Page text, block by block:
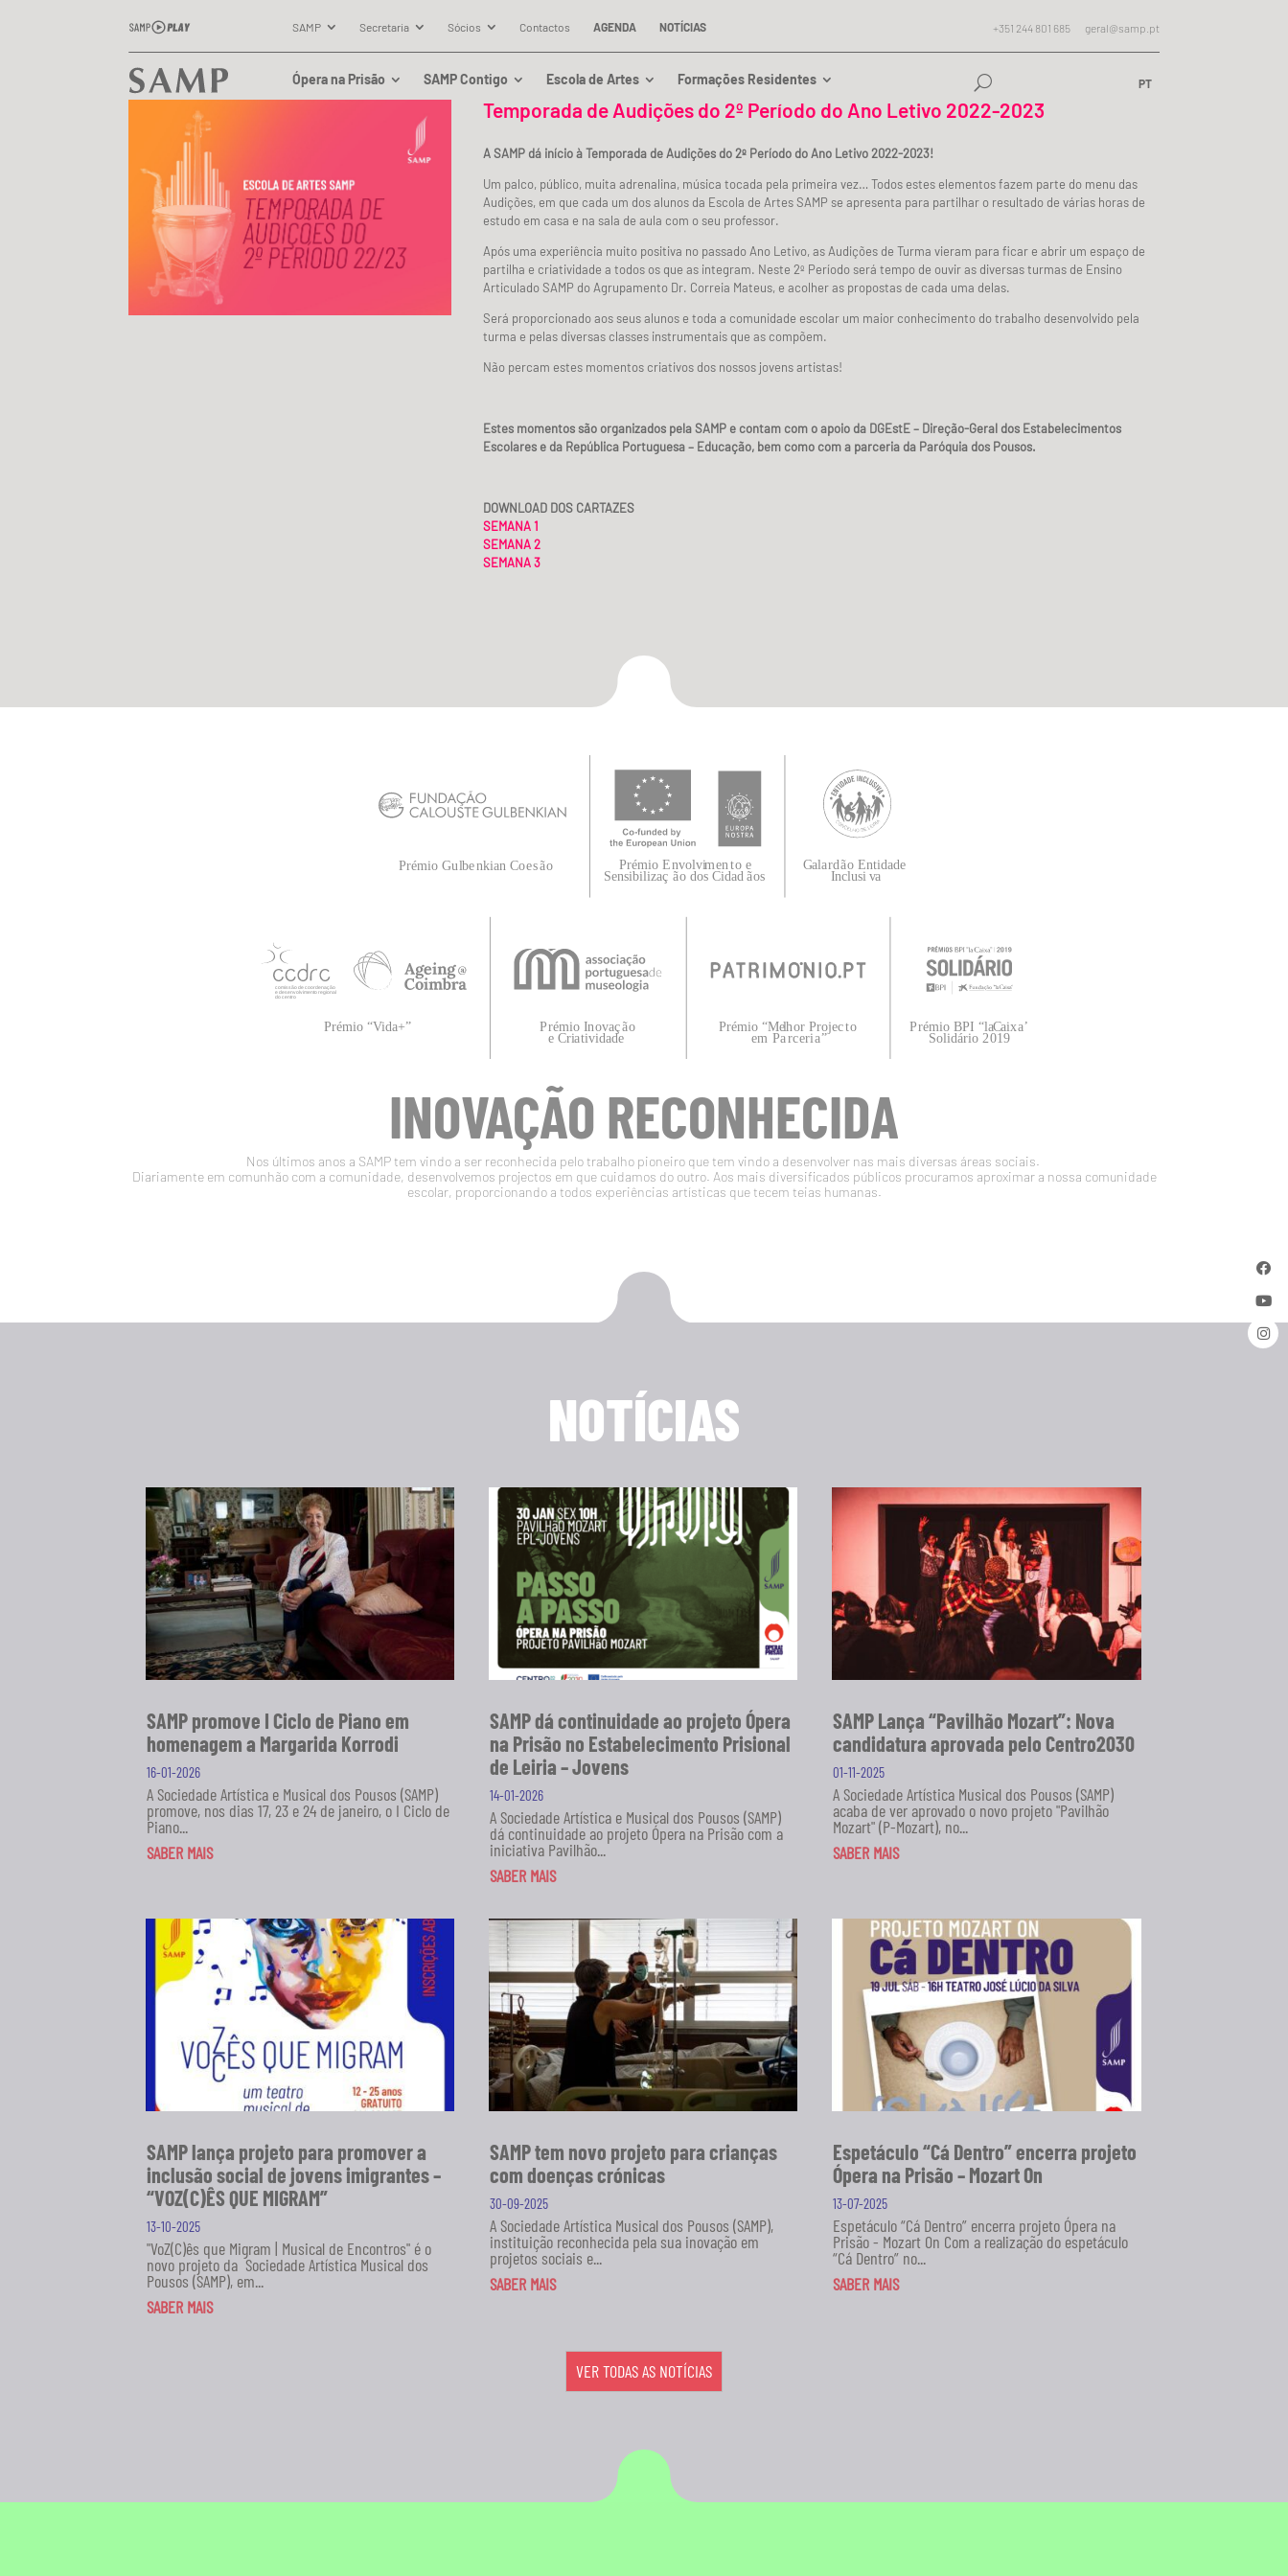
SAMP Secretaria Sócios Contactos AGENDA NOTÍCIAS +351 244 801 685 geral@samp.pt
Ópera na Prisão SAMP Contigo Escola de Artes Formações Residentes PT
Temporada de Audições do 2º Período do Ano Letivo 2022-2023
A SAMP dá início à Temporada de Audições do 2º Período do Ano Letivo 2022-2023!
Um palco, público, muita adrenalina, música tocada pela primeira vez… Todos estes elementos fazem parte do menu das
Audições, em que cada um dos alunos da Escola de Artes SAMP se apresenta para partilhar o resultado de várias horas de
estudo em casa e na sala de aula com o seu professor.
Após uma experiência muito positiva no passado Ano Letivo, as Audições de Turma vieram para ficar e abrir um espaço de
partilha e criatividade a todos os que as integram. Neste 2º Período será tempo de ouvir as diversas turmas de Ensino
Articulado SAMP do Agrupamento Dr. Correia Mateus, e acolher as propostas de cada uma delas.
Será proporcionado aos seus alunos e toda a comunidade escolar um maior conhecimento do trabalho desenvolvido pela
turma e pelas diversas classes instrumentais que as compõem.
Não percam estes momentos criativos dos nossos jovens artistas!
Estes momentos são organizados pela SAMP e contam com o apoio da DGEstE – Direção-Geral dos Estabelecimentos
Escolares e da República Portuguesa – Educação, bem como com a parceria da Paróquia dos Pousos.
DOWNLOAD DOS CARTAZES
SEMANA 1
SEMANA 2
SEMANA 3
INOVAÇÃO RECONHECIDA
Nos últimos anos a SAMP tem vindo a ser reconhecida pelo trabalho pioneiro que tem vindo a desenvolver nas mais diversas áreas sociais.
Diariamente em comunhão com a comunidade, desenvolvemos projectos em que cuidamos do outro. Aos mais diversificados públicos procuramos aproximar a nossa comunidade
escolar, proporcionando a todos experiências artísticas que tecem teias humanas.
NOTÍCIAS
SAMP promove I Ciclo de Piano em
homenagem a Margarida Korrodi
16-01-2026
A Sociedade Artística e Musical dos Pousos (SAMP)
promove, nos dias 17, 23 e 24 de janeiro, o I Ciclo de
Piano...
SABER MAIS
SAMP dá continuidade ao projeto Ópera
na Prisão no Estabelecimento Prisional
de Leiria – Jovens
14-01-2026
A Sociedade Artística e Musical dos Pousos (SAMP)
dá continuidade ao projeto Ópera na Prisão com a
iniciativa Pavilhão...
SABER MAIS
SAMP Lança “Pavilhão Mozart”: Nova
candidatura aprovada pelo Centro2030
01-11-2025
A Sociedade Artística Musical dos Pousos (SAMP)
acaba de ver aprovado o novo projeto "Pavilhão
Mozart" (P-Mozart), no...
SABER MAIS
SAMP lança projeto para promover a
inclusão social de jovens imigrantes –
“VOZ(C)ÊS QUE MIGRAM”
13-10-2025
"VoZ(C)ês que Migram | Musical de Encontros" é o
novo projeto da Sociedade Artística Musical dos
Pousos (SAMP), em...
SABER MAIS
SAMP tem novo projeto para crianças
com doenças crónicas
30-09-2025
A Sociedade Artística Musical dos Pousos (SAMP),
instituição reconhecida pela sua inovação em
projetos sociais e...
SABER MAIS
Espetáculo “Cá Dentro” encerra projeto
Ópera na Prisão – Mozart On
13-07-2025
Espetáculo “Cá Dentro” encerra projeto Ópera na
Prisão - Mozart On Com a realização do espetáculo
“Cá Dentro” no...
SABER MAIS
VER TODAS AS NOTÍCIAS